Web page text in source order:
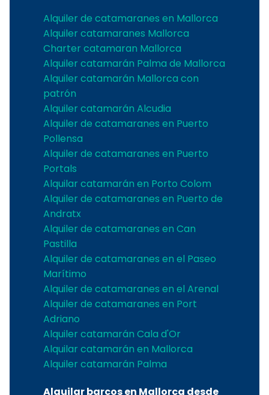
Alquiler de catamaranes en Mallorca
Alquiler catamaranes Mallorca
Charter catamaran Mallorca
Alquiler catamarán Palma de Mallorca
Alquiler catamarán Mallorca con
patrón
Alquiler catamarán Alcudia
Alquiler de catamaranes en Puerto
Pollensa
Alquiler de catamaranes en Puerto
Portals
Alquilar catamarán en Porto Colom
Alquiler de catamaranes en Puerto de
Andratx
Alquiler de catamaranes en Can
Pastilla
Alquiler de catamaranes en el Paseo
Marítimo
Alquiler de catamaranes en el Arenal
Alquiler de catamaranes en Port
Adriano
Alquiler catamarán Cala d'Or
Alquilar catamarán en Mallorca
Alquiler catamarán Palma
Alquilar barcos en Mallorca desde